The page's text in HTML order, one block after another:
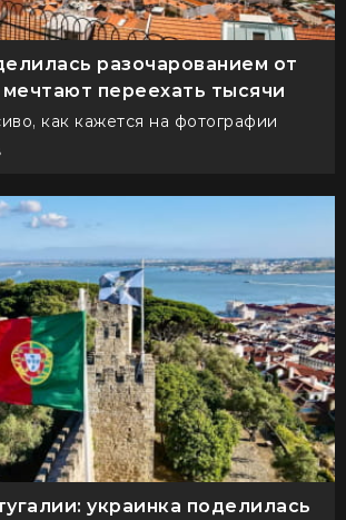
разочарованием от
переехать тысячи
как кажется на фотографии
украинка поделилась